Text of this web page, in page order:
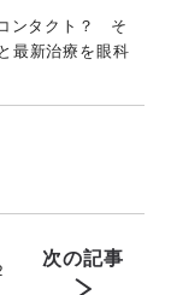
ンタクト？ そ
最新治療を眼科
次の記事